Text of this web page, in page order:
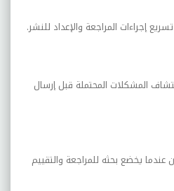
إجراءات المراجعة والإعداد للنشر.
المشكلات المحتملة قبل إرسال
عندما يخضع بحثه للمراجعة والتقييم